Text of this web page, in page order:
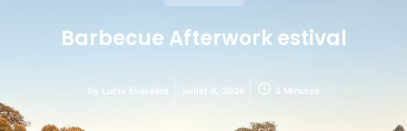
Barbecue Afterwork estival
by Lucie Everaëre juillet 8, 2026 5 Minutes